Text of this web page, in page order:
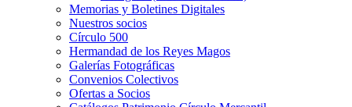
Memorias y Boletines Digitales
Nuestros socios
Círculo 500
Hermandad de los Reyes Magos
Galerías Fotográficas
Convenios Colectivos
Ofertas a Socios